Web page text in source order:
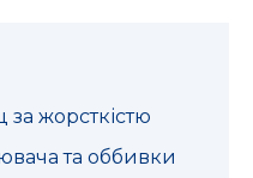
жорсткістю
та оббивки